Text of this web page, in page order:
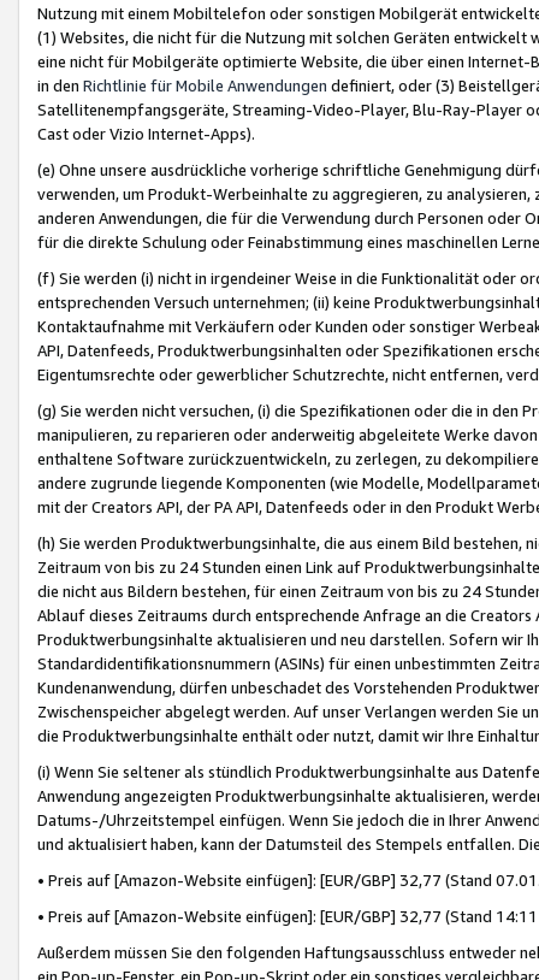
Nutzung mit einem Mobiltelefon oder sonstigen Mobilgerät
(1) Websites, die nicht für die Nutzung mit solchen Geräten
eine nicht für Mobilgeräte optimierte Website, die über einen
in den Richtlinie für Mobile Anwendungen definiert, oder (3)
Satellitenempfangsgeräte, Streaming-Video-Player, Blu-Ray-Player
Cast oder Vizio Internet-Apps).
(e) Ohne unsere ausdrückliche vorherige schriftliche Genehmigung
verwenden, um Produkt-Werbeinhalte zu aggregieren, zu
anderen Anwendungen, die für die Verwendung durch Personen
für die direkte Schulung oder Feinabstimmung eines maschinellen
(f) Sie werden (i) nicht in irgendeiner Weise in die Funktionalität oder
entsprechenden Versuch unternehmen; (ii) keine
Kontaktaufnahme mit Verkäufern oder Kunden oder sonstiger
API, Datenfeeds, Produktwerbungsinhalten oder Spezifikationen
Eigentumsrechte oder gewerblicher Schutzrechte, nicht entfernen,
(g) Sie werden nicht versuchen, (i) die Spezifikationen oder die in
manipulieren, zu reparieren oder anderweitig abgeleitete Werke
enthaltene Software zurückzuentwickeln, zu zerlegen, zu
andere zugrunde liegende Komponenten (wie Modelle,
mit der Creators API, der PA API, Datenfeeds oder in den Produkt
(h) Sie werden Produktwerbungsinhalte, die aus einem Bild bestehen,
Zeitraum von bis zu 24 Stunden einen Link auf
die nicht aus Bildern bestehen, für einen Zeitraum von bis zu 24
Ablauf dieses Zeitraums durch entsprechende Anfrage an die
Produktwerbungsinhalte aktualisieren und neu darstellen. Sofern wir
Standardidentifikationsnummern (ASINs) für einen unbestimmten
Kundenanwendung, dürfen unbeschadet des Vorstehenden
Zwischenspeicher abgelegt werden. Auf unser Verlangen werden Sie
die Produktwerbungsinhalte enthält oder nutzt, damit wir Ihre
(i) Wenn Sie seltener als stündlich Produktwerbungsinhalte aus
Anwendung angezeigten Produktwerbungsinhalte aktualisieren,
Datums-/Uhrzeitstempel einfügen. Wenn Sie jedoch die in Ihrer
und aktualisiert haben, kann der Datumsteil des Stempels entfallen.
• Preis auf [Amazon-Website einfügen]: [EUR/GBP] 32,77 (Stand
• Preis auf [Amazon-Website einfügen]: [EUR/GBP] 32,77 (Stand
Außerdem müssen Sie den folgenden Haftungsausschluss entweder
ein Pop-up-Fenster, ein Pop-up-Skript oder ein sonstiges